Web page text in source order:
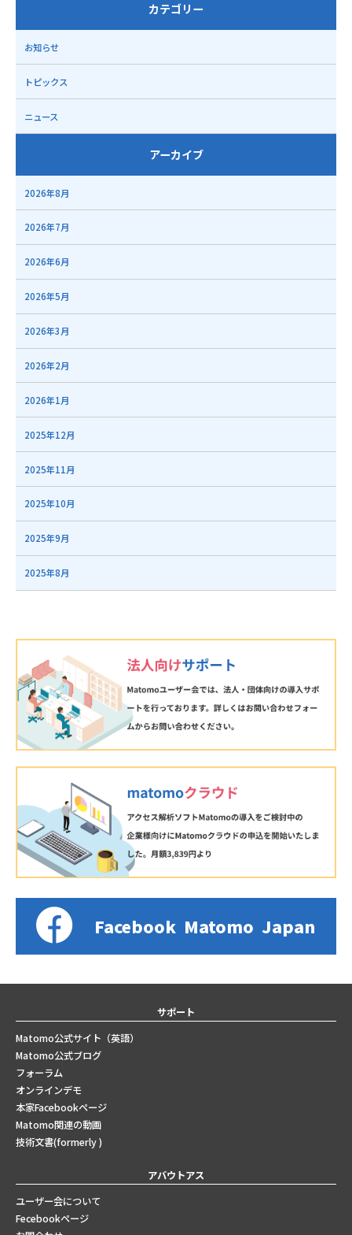
カテゴリー
お知らせ
トピックス
ニュース
アーカイブ
2026年8月
2026年7月
2026年6月
2026年5月
2026年3月
2026年2月
2026年1月
2025年12月
2025年11月
2025年10月
2025年9月
2025年8月
Facebook Matomo Japan
サポート
Matomo公式サイト（英語）
Matomo公式ブログ
フォーラム
オンラインデモ
本家Facebookページ
Matomo関連の動画
技術文書(formerly )
アバウトアス
ユーザー会について
Fecebookページ